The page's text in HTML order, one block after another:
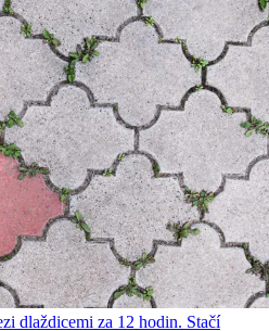
dlaždicemi za 12 hodin. Stačí